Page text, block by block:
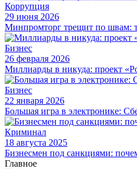
Коррупция
29 июня 2026
Минпромторг трещит по швам:
Бизнес
26 февраля 2026
Миллиарды в никуда: проект
Бизнес
22 января 2026
Большая игра в электронике:
Криминал
18 августа 2025
Бизнесмен под санкциями:
Главное